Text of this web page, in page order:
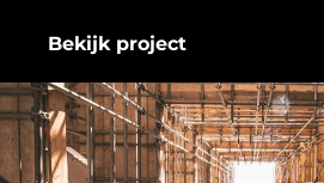
Bekijk project